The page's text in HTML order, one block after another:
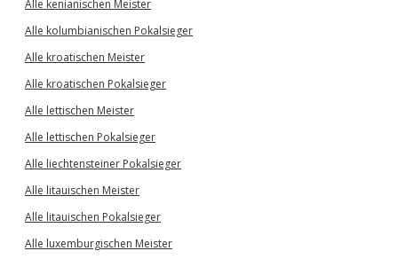
Alle kenianischen Meister
Alle kolumbianischen Pokalsieger
Alle kroatischen Meister
Alle kroatischen Pokalsieger
Alle lettischen Meister
Alle lettischen Pokalsieger
Alle liechtensteiner Pokalsieger
Alle litauischen Meister
Alle litauischen Pokalsieger
Alle luxemburgischen Meister